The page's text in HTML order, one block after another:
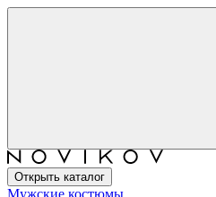
Открыть каталог
Мужские костюмы